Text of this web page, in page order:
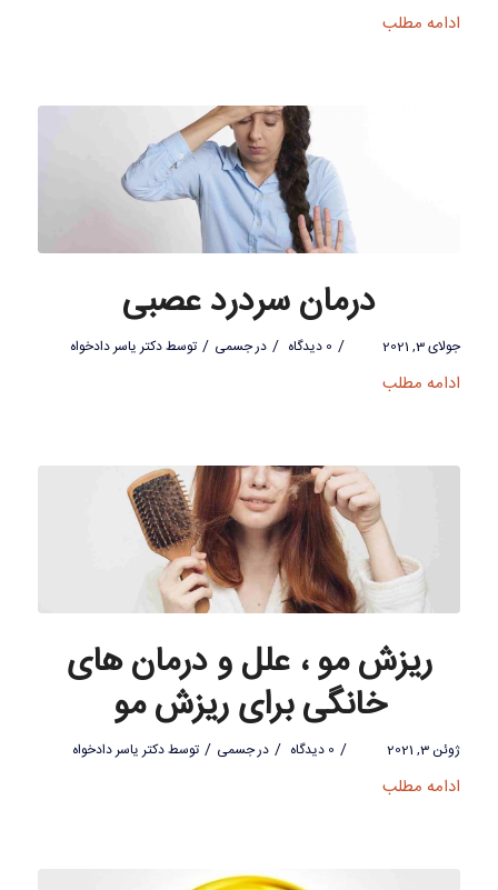
ادامه مطلب
درمان سردرد عصبی
جولای 3, 2021 / 0 دیدگاه / درجسمی / توسطدکتر یاسر دادخواه
ادامه مطلب
ریزش مو ، علل و درمان های
خانگی برای ریزش مو
ژوئن 3, 2021 / 0 دیدگاه / درجسمی / توسطدکتر یاسر دادخواه
ادامه مطلب